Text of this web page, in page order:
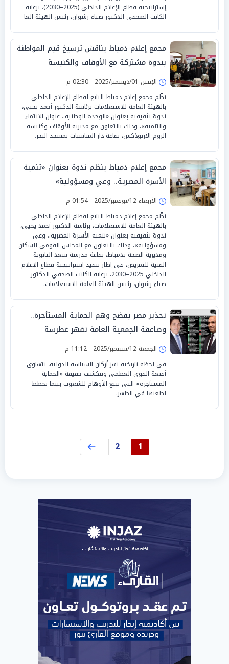
إستراتيجية قطاع الإعلام الداخلي (2025–2030)، برعاية
الكاتب الصحفي الدكتور ضياء رشوان، رئيس الهيئة العا
مجمع إعلام دمياط يناقش ترسيخ قيم المواطنة
بندوة مشتركة مع الأوقاف والكنيسة
الإثنين 01/ديسمبر/2025 - 02:30 م
نظّم مجمع إعلام دمياط التابع لقطاع الإعلام الداخلي
بالهيئة العامة للاستعلامات برئاسة الدكتور أحمد يحيى،
ندوة تثقيفية بعنوان «الوحدة الوطنية.. عنوان الانتماء
والتنمية»، وذلك بالتعاون مع مديرية الأوقاف وكنيسة
الروم الأرثوذكس، بقاعة دار المناسبات بمسجد البحر.
مجمع إعلام دمياط ينظم ندوة بعنوان «تنمية
الأسرة المصرية.. وعي ومسؤولية»
الأربعاء 12/نوفمبر/2025 - 01:54 م
نظّم مجمع إعلام دمياط التابع لقطاع الإعلام الداخلي
بالهيئة العامة للاستعلامات، برئاسة الدكتور أحمد يحيى،
ندوة تثقيفية بعنوان «تنمية الأسرة المصرية.. وعي
ومسؤولية»، وذلك بالتعاون مع المجلس القومي للسكان
ومديرية الصحة بدمياط، بقاعة مدرسة سعد الثانوية
الفنية للتمريض، في إطار تنفيذ إستراتيجية قطاع الإعلام
الداخلي 2025–2030، برعاية الكاتب الصحفي الدكتور
ضياء رشوان، رئيس الهيئة العامة للاستعلامات.
تحذير مصر يفضح وهم الحماية المستأجرة..
وصاعقة الجمعية العامة تقهر غطرسة
الاحتلال
الجمعة 12/سبتمبر/2025 - 11:12 م
في لحظة تاريخية تهز أركان السياسة الدولية، تتهاوى
أقنعة القوى العظمى وتنكشف حقيقة «الحماية
المستأجرة» التي تبيع الأوهام للشعوب بينما تخطط
لطعنها في الظهر.
1
2